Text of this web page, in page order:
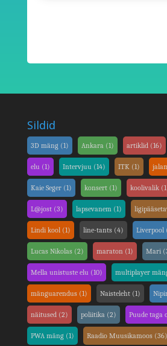
Sildid
3D mäng (1) Ankara(1) artiklid(16)
elu (1) Intervjuu (14) ITK(1)
Kaie Seger(1) konsert(1) koolivalik
L@jost(3) lapsevanem(1)
Lindi kool(1) line-tants(4) Liverpool
Lucas Nikolas(2) maraton(1) Mari
Mella unistuste elu (10) multiplayer
mänguarendus(1) Naisteleht(1)
näitused(2) poliitika(2) Puude taga
PWA mäng(1) Raadio Muusikamoos(36)